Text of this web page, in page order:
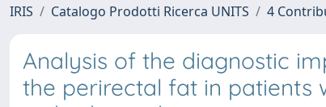
IRIS Catalogo Prodotti Ricerca UNITS 4
Analysis of the diagnostic
the perirectal fat in patients